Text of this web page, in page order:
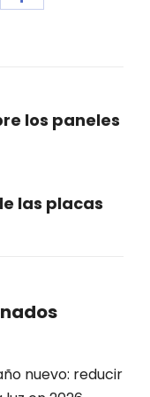
los paneles
las placas
nuevo: reducir